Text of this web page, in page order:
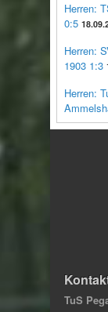
Herren:
0:5
Herren:
1903 1:3
Herren:
TuS